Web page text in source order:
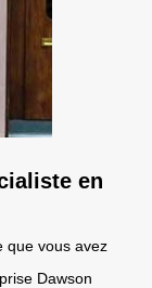
en
que vous avez
Dawson